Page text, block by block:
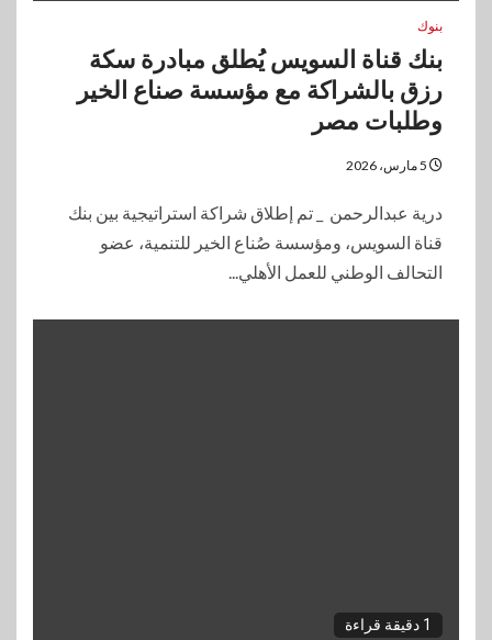
بنوك
بنك قناة السويس يُطلق مبادرة سكة
رزق بالشراكة مع مؤسسة صناع الخير
وطلبات مصر
درية عبدالرحمن _ تم إطلاق شراكة استراتيجية بين بنك
قناة السويس، ومؤسسة صُناع الخير للتنمية، عضو
التحالف الوطني للعمل الأهلي...
1 دقيقة قراءة